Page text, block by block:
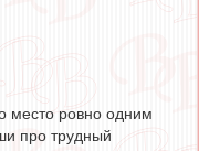
место ровно одним
про трудный